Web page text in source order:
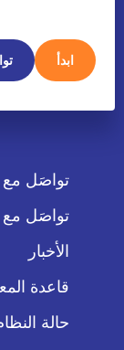
ابدأ
تواصَل مع
تواصَل مع
الأخبار
قاعدة
حالة النظام